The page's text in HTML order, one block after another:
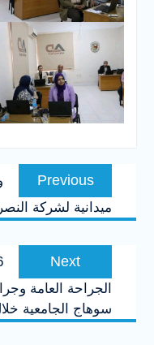
تصفّح
المقالاتPrevious
ميدانية لشركة
Next
الجراحة العامة
سوهاج الجامعية